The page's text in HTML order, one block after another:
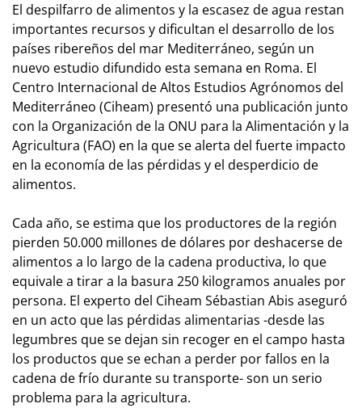
El despilfarro de alimentos y la escasez de agua restan
importantes recursos y dificultan el desarrollo de los
países ribereños del mar Mediterráneo, según un
nuevo estudio difundido esta semana en Roma. El
Centro Internacional de Altos Estudios Agrónomos del
Mediterráneo (Ciheam) presentó una publicación junto
con la Organización de la ONU para la Alimentación y la
Agricultura (FAO) en la que se alerta del fuerte impacto
en la economía de las pérdidas y el desperdicio de
alimentos.
Cada año, se estima que los productores de la región
pierden 50.000 millones de dólares por deshacerse de
alimentos a lo largo de la cadena productiva, lo que
equivale a tirar a la basura 250 kilogramos anuales por
persona. El experto del Ciheam Sébastian Abis aseguró
en un acto que las pérdidas alimentarias -desde las
legumbres que se dejan sin recoger en el campo hasta
los productos que se echan a perder por fallos en la
cadena de frío durante su transporte- son un serio
problema para la agricultura.